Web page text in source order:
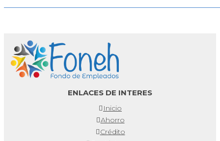
ENLACES DE INTERES
Inicio
Ahorro
Crédito